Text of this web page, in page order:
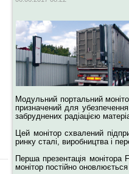
Модульний портальний
призначений для
забруднених радіацією
Цей монітор схвалений
ринку сталі, виробництва і
Перша презентація монітора
монітор постійно